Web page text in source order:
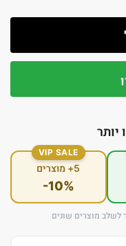
יותר
VIP SALE
5+ מוצרים
-10%
מוצרים שונים